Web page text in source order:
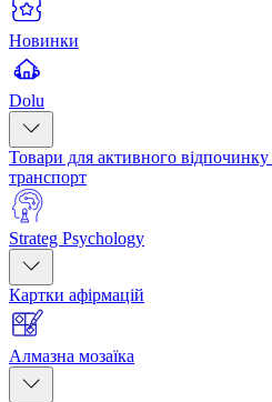
Новинки
Dolu
Товари для активного відпочинку
транспорт
Strateg Psychology
Картки афірмацій
Алмазна мозаїка